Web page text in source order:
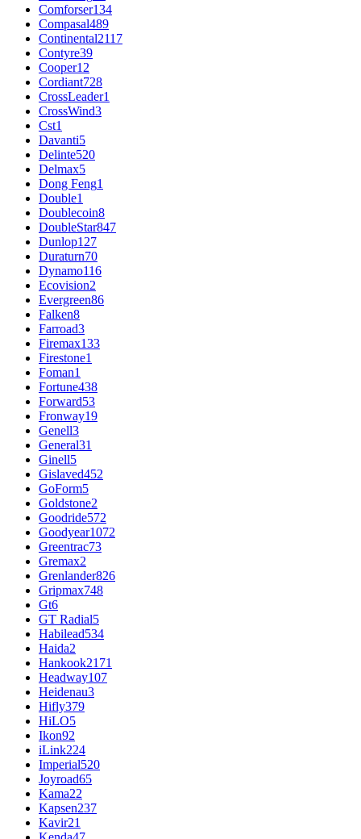
Comforser134
Compasal489
Continental2117
Contyre39
Cooper12
Cordiant728
CrossLeader1
CrossWind3
Cst1
Davanti5
Delinte520
Delmax5
Dong Feng1
Double1
Doublecoin8
DoubleStar847
Dunlop127
Duraturn70
Dynamo116
Ecovision2
Evergreen86
Falken8
Farroad3
Firemax133
Firestone1
Foman1
Fortune438
Forward53
Fronway19
Genell3
General31
Ginell5
Gislaved452
GoForm5
Goldstone2
Goodride572
Goodyear1072
Greentrac73
Gremax2
Grenlander826
Gripmax748
Gt6
GT Radial5
Habilead534
Haida2
Hankook2171
Headway107
Heidenau3
Hifly379
HiLO5
Ikon92
iLink224
Imperial520
Joyroad65
Kama22
Kapsen237
Kavir21